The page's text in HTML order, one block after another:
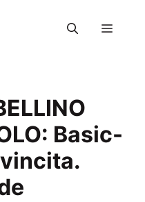
Menu
Basic-